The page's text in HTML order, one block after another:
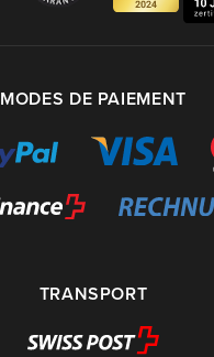
MODES DE PAIEMENT
TRANSPORT